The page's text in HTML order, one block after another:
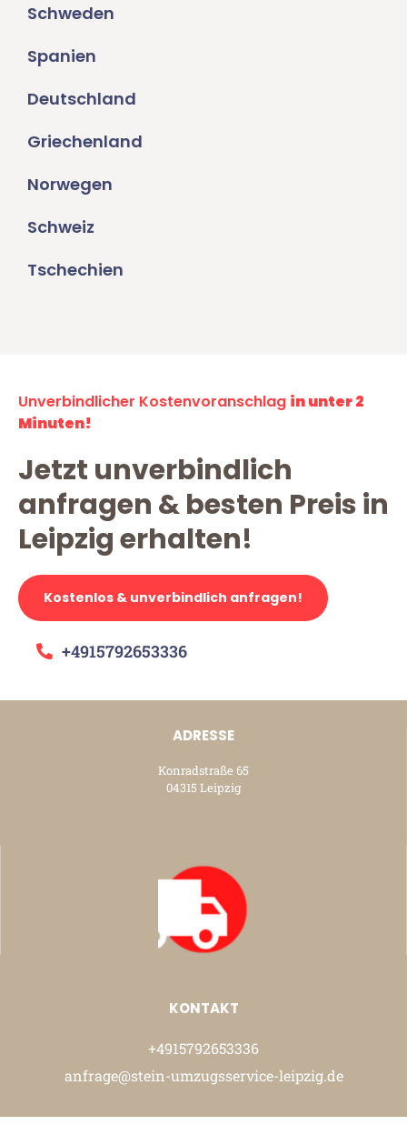
Schweden
Spanien
Deutschland
Griechenland
Norwegen
Schweiz
Tschechien
Unverbindlicher Kostenvoranschlag in unter 2
Minuten!
Jetzt unverbindlich
anfragen & besten Preis in
Leipzig erhalten!
Kostenlos & unverbindlich anfragen!
+4915792653336
ADRESSE
Konradstraße 65
04315 Leipzig
KONTAKT
+4915792653336
anfrage@stein-umzugsservice-leipzig.de